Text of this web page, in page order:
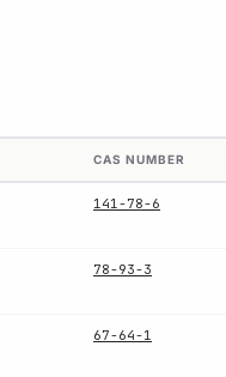
CAS NUMBER
141-78-6
78-93-3
67-64-1